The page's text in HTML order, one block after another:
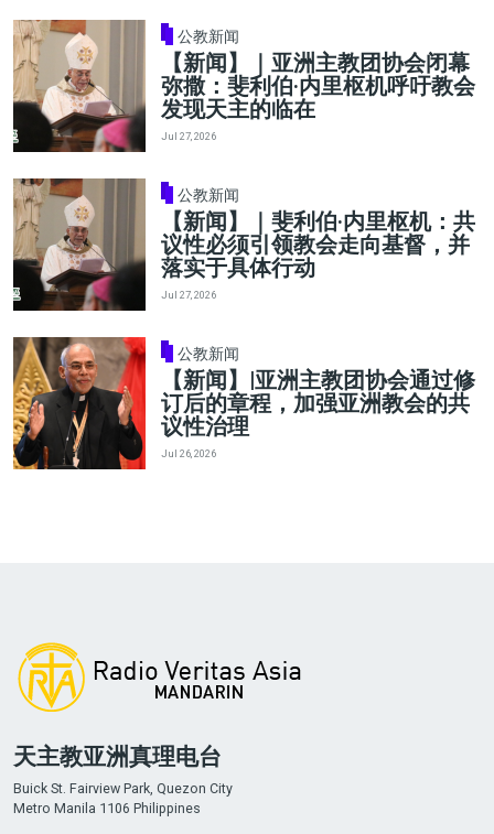
公教新闻
【新闻】｜亚洲主教团协会闭幕
弥撒：斐利伯·内里枢机呼吁教会
发现天主的临在
Jul 27, 2026
公教新闻
【新闻】｜斐利伯·内里枢机：共
议性必须引领教会走向基督，并
落实于具体行动
Jul 27, 2026
公教新闻
【新闻】|亚洲主教团协会通过修
订后的章程，加强亚洲教会的共
议性治理
Jul 26, 2026
天主教亚洲真理电台
Buick St. Fairview Park, Quezon City
Metro Manila 1106 Philippines